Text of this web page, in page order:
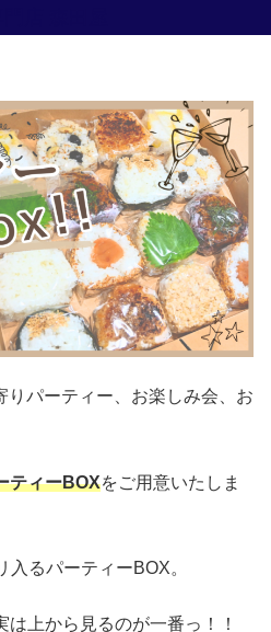
りパーティー、お楽しみ会、お
ティーBOXをご用意いたしま
るパーティーBOX。
は上から見るのが一番っ！！